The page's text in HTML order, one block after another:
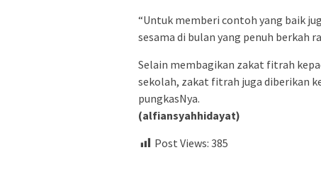
“Untuk memberi contoh yang baik
sesama di bulan yang penuh berkah
Selain membagikan zakat fitrah
sekolah, zakat fitrah juga diberikan
pungkasNya.
(alfiansyahhidayat)
Post Views: 385